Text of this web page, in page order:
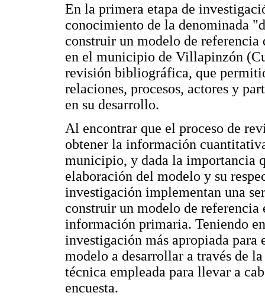
En la primera etapa de
conocimiento de la denominada
construir un modelo de
en el municipio de Villapinzón
revisión bibliográfica, que
relaciones, procesos, actores y
en su desarrollo.
Al encontrar que el proceso de
obtener la información
municipio, y dada la importancia
elaboración del modelo y su
investigación implementan una
construir un modelo de referencia
información primaria. Teniendo
investigación más apropiada
modelo a desarrollar a través de
técnica empleada para llevar a
encuesta.